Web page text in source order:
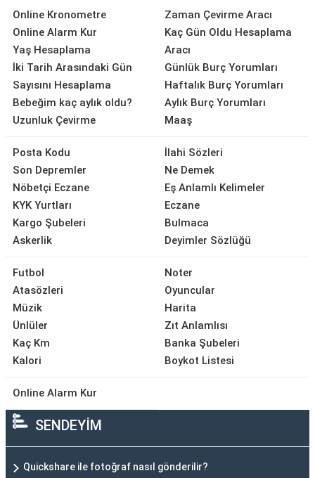
Online Kronometre
Online Alarm Kur
Yaş Hesaplama
İki Tarih Arasındaki Gün
Sayısını Hesaplama
Bebeğim kaç aylık oldu?
Uzunluk Çevirme
Zaman Çevirme Aracı
Kaç Gün Oldu Hesaplama
Aracı
Günlük Burç Yorumları
Haftalık Burç Yorumları
Aylık Burç Yorumları
Maaş
Posta Kodu
Son Depremler
Nöbetçi Eczane
KYK Yurtları
Kargo Şubeleri
Askerlik
İlahi Sözleri
Ne Demek
Eş Anlamlı Kelimeler
Eczane
Bulmaca
Deyimler Sözlüğü
Futbol
Atasözleri
Müzik
Ünlüler
Kaç Km
Kalori
Noter
Oyuncular
Harita
Zıt Anlamlısı
Banka Şubeleri
Boykot Listesi
Online Alarm Kur
SENDEYİM
Quickshare ile fotoğraf nasıl gönderilir?